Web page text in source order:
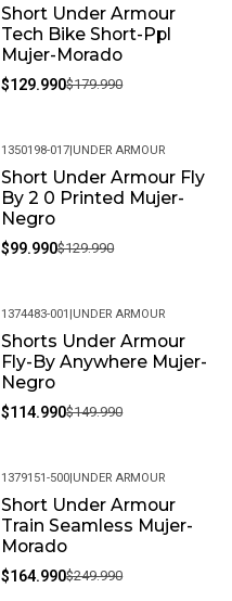
-28%
Short Under Armour
Tech Bike Short-Ppl
Mujer-Morado
$129.990$179.990
-23%
1350198-017|UNDER ARMOUR
Short Under Armour Fly
By 2 0 Printed Mujer-
Negro
$99.990$129.990
-23%
1374483-001 |UNDER ARMOUR
Shorts Under Armour
Fly-By Anywhere Mujer-
Negro
$114.990$149.990
-34%
1379151-500|UNDER ARMOUR
Short Under Armour
Train Seamless Mujer-
Morado
$164.990$249.990